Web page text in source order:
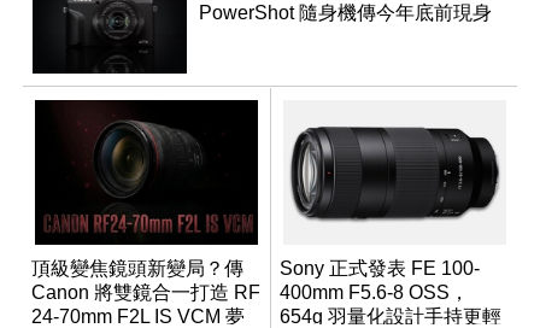
PowerShot 隨身機傳今年底前現身
頂級變焦鏡頭新變局？傳
Canon 將雙鏡合一打造 RF
24-70mm F2L IS VCM 夢
Sony 正式發表 FE 100-
400mm F5.6-8 OSS，
654g 羽量化設計手持更輕